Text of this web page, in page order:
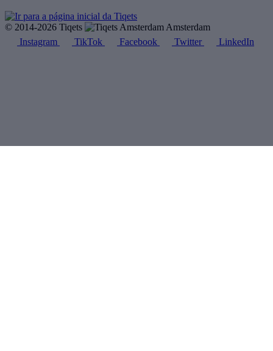
© 2014-2026 Tiqets
Amsterdam
Instagram
TikTok Facebook Twitter LinkedIn